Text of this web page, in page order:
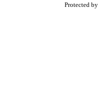
Protected by